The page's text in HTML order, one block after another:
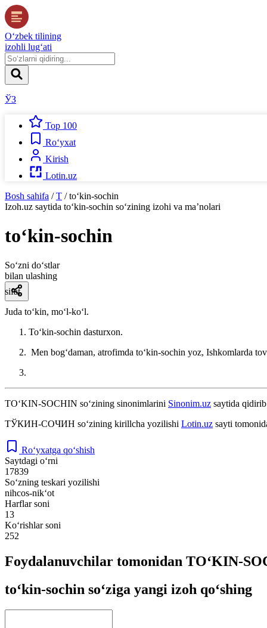
O‘zbek tilining
izohli lug‘ati
ЎЗ
Top 100
Ro‘yxat
Kirish
Lotin.uz
Bosh sahifa / T / to‘kin-sochin
Izoh.uz saytida to‘kin-sochin so‘zining izohi va ma’nolari
to‘kin-sochin
So‘zni do‘stlar
bilan ulashing
sifat
Juda toʻkin, moʻl-koʻl.
Toʻkin-sochin dasturxon.
Men bogʻdaman, atrofimda toʻkin-sochin yoz, Ishkomlarda
TO‘KIN-SOCHIN so‘zining sinonimlarini Sinonim.uz saytida
ТЎКИН-СОЧИН so‘zining kirillcha yozilishi Lotin.uz sayti
Ro‘yxatga qo‘shish
Saytdagi o‘rni
17839
So‘zning teskari yozilishi
nihcos-nik‘ot
Harflar soni
13
Ko‘rishlar soni
252
Foydalanuvchilar tomonidan TO‘KIN-
to‘kin-sochin so‘ziga yangi izoh qo‘shing